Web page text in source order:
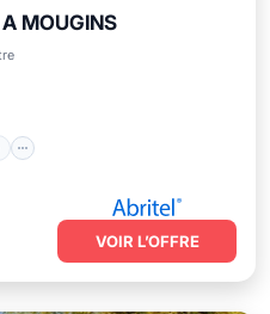
MOUGINS
VOIR L’OFFRE